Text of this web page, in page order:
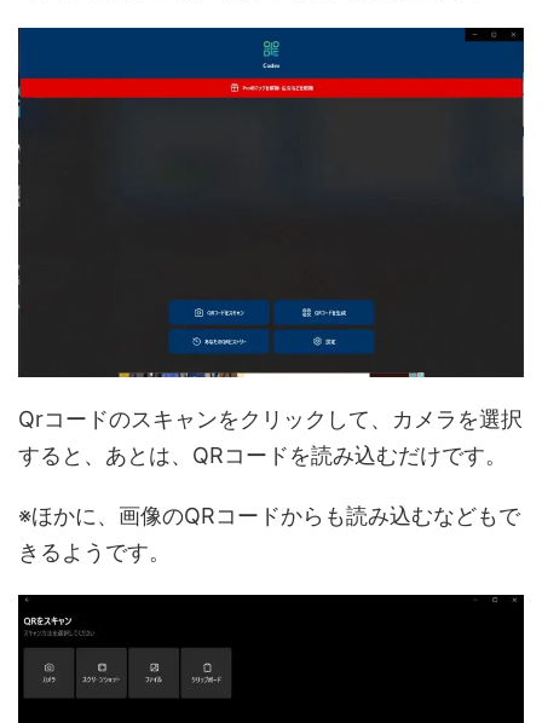
Qrコードのスキャンをクリックして、カメラを選択
すると、あとは、QRコードを読み込むだけです。
※ほかに、画像のQRコードからも読み込むなどもで
きるようです。